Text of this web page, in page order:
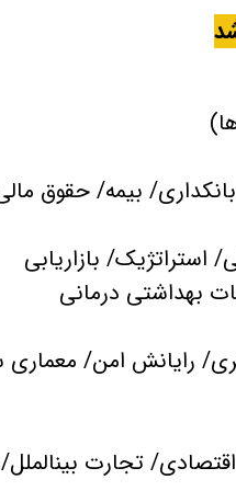
رایانش امن/
تجارت بینالملل/